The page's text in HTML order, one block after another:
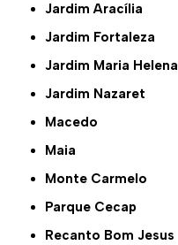
Jardim Aracília
Jardim Fortaleza
Jardim Maria Helena
Jardim Nazaret
Macedo
Maia
Monte Carmelo
Parque Cecap
Recanto Bom Jesus